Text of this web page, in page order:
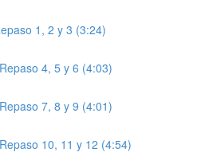
1, 2 y 3 (3:24)
4, 5 y 6 (4:03)
7, 8 y 9 (4:01)
10, 11 y 12 (4:54)